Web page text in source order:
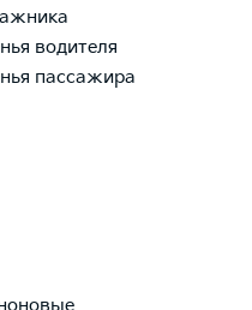
водителя
пассажира